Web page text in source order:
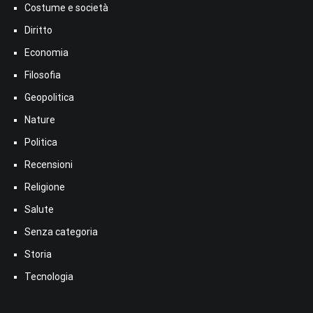
Costume e società
Diritto
Economia
Filosofia
Geopolitica
Nature
Politica
Recensioni
Religione
Salute
Senza categoria
Storia
Tecnologia